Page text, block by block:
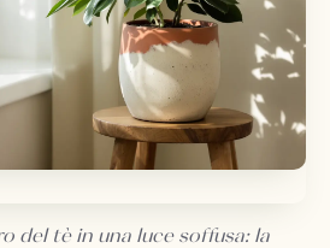
del tè in una luce soffusa: la